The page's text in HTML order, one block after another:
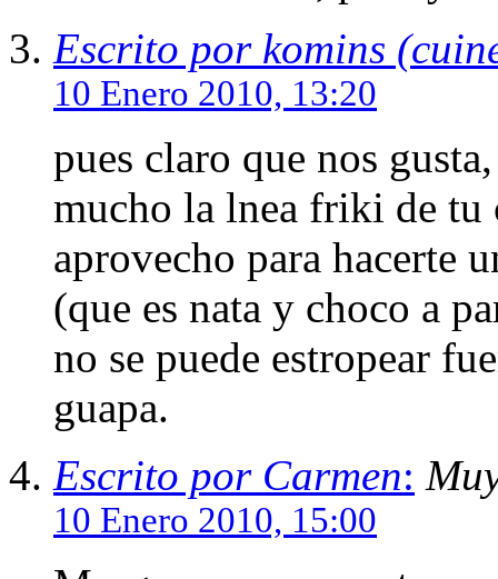
Escrito por komins
10 Enero 2010, 13:20
pues claro que nos
mucho la lnea friki de tu
aprovecho para hacerte
(que es nata y choco a
no se puede estropear
guapa.
Escrito por Carmen:
10 Enero 2010, 15:00